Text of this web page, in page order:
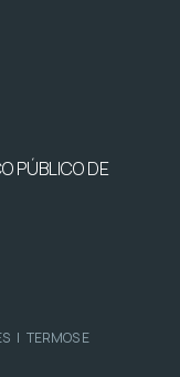
PÚBLICO DE
| TERMOS E